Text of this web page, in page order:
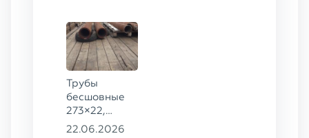
Трубы
бесшовные
273×22,
245×26,
22.06.2026